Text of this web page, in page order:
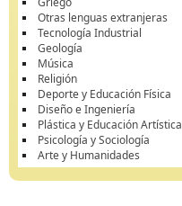
Otras lenguas extranjeras
Tecnología Industrial
Geología
Música
Religión
Deporte y Educación Física
Diseño e Ingeniería
Plástica y Educación Artística
Psicología y Sociología
Arte y Humanidades